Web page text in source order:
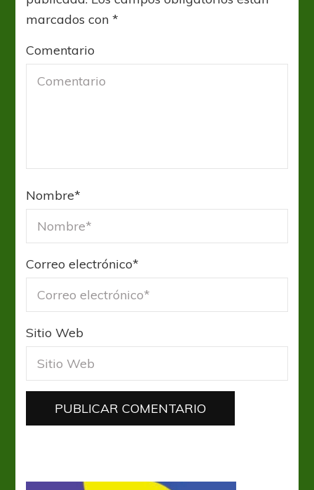
marcados con*
Comentario
Nombre*
Correo electrónico*
Sitio Web